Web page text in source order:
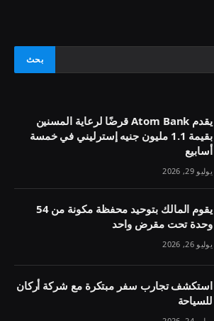
يقدم Atom Bank قرضًا لرعاية المسنين
بقيمة 1.1 مليون جنيه إسترليني في خمسة
أسابيع
يوليو 29, 2026
يقوم المالك بتوحيد محفظة مكونة من 54
وحدة تحت مقرض واحد
يوليو 26, 2026
استكشف تجارب سفر مبتكرة مع شركة أركان
للسياحة